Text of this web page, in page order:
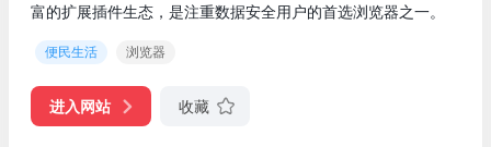
富的扩展插件生态，是注重数据安全用户的首选浏览器之一。
便民生活 浏览器
进入网站 收藏